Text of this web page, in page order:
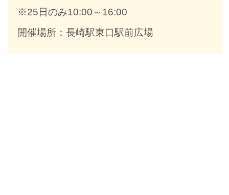
※25日のみ10:00～16:00
開催場所：長崎駅東口駅前広場